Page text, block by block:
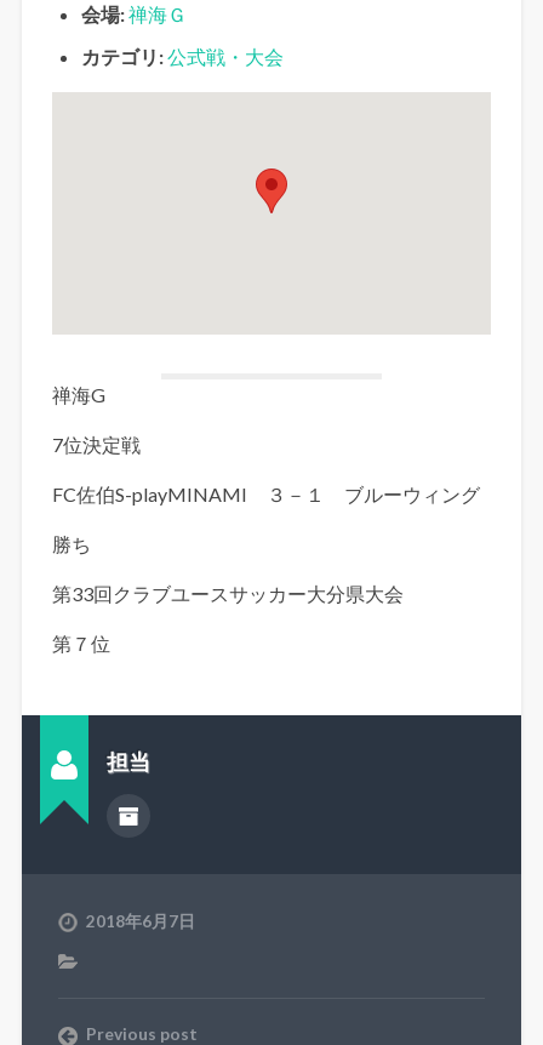
会場:禅海Ｇ
カテゴリ:公式戦・大会
禅海G
7位決定戦
FC佐伯S-playMINAMI ３－１ ブルーウィング
勝ち
第33回クラブユースサッカー大分県大会
第７位
担当
2018年6月7日
Previous post